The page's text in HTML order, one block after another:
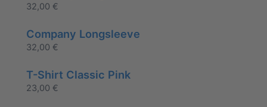
32,00 €
Company Longsleeve
32,00 €
T-Shirt Classic Pink
23,00 €